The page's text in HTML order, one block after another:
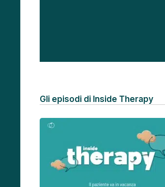
Gli episodi di Inside Therapy